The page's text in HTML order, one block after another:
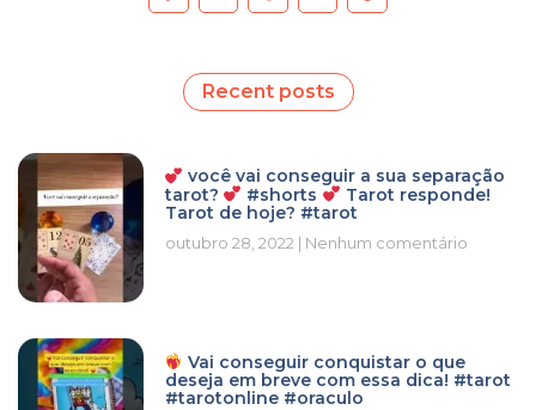
Recent posts
você vai conseguir a sua separação
tarot?
#shorts
Tarot responde!
Tarot de hoje? #tarot
outubro 28, 2022 Nenhum comentário
Vai conseguir conquistar o que
deseja em breve com essa dica! #tarot
#tarotonline #oraculo